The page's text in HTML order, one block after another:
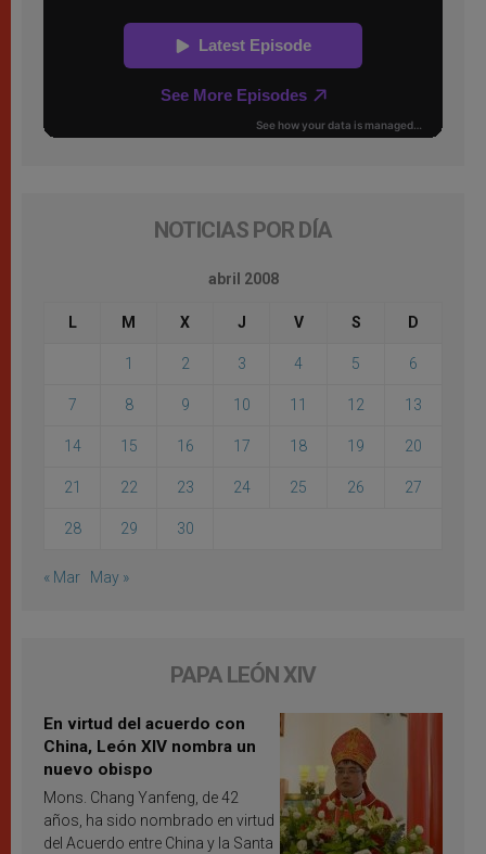
NOTICIAS POR DÍA
abril 2008
L M X J V S D
1 2 3 4 5 6
7 8 9 10 11 12 13
14 15 16 17 18 19 20
21 22 23 24 25 26 27
28 29 30
« Mar May »
PAPA LEÓN XIV
En virtud del acuerdo con
China, León XIV nombra un
nuevo obispo
Mons. Chang Yanfeng, de 42
años, ha sido nombrado en virtud
del Acuerdo entre China y la Santa